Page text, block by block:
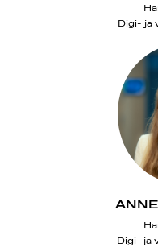
Digi- ja
Digi- ja